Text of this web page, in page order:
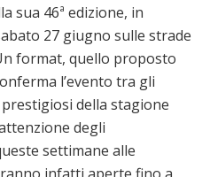
sua 46ª edizione, in
27 giugno sulle strade
format, quello proposto
l’evento tra gli
della stagione
degli
settimane alle